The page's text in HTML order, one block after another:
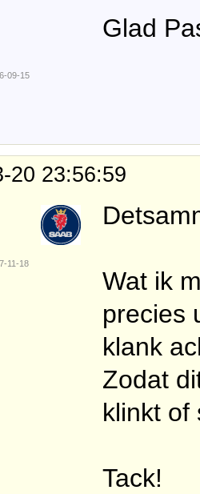
09-15
Glad
20 23:56:59
11-18
Wat ik
precies
klank
Zodat
klinkt of
Tack!